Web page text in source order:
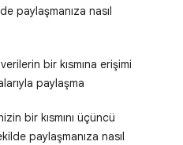
paylaşmanıza nasıl
bir kısmına erişimi
paylaşma
bir kısmını üçüncü
paylaşmanıza nasıl